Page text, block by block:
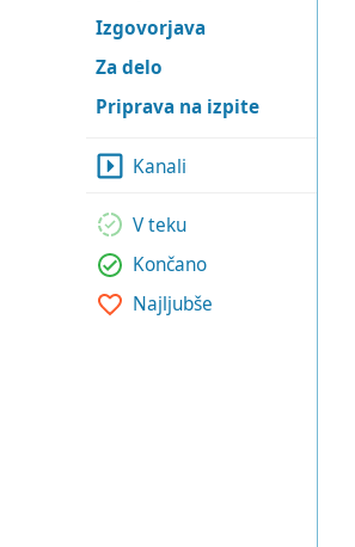
Izgovorjava
Za delo
Priprava na izpite
Kanali
V teku
Končano
Najljubše